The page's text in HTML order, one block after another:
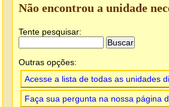
Não encontrou a unidade
Tente pesquisar:
Outras opções:
Acesse a lista de todas as unidades
Faça sua pergunta na nossa página